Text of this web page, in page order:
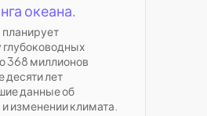
океана.
368 миллионов
десяти лет
данные об
изменении климата.